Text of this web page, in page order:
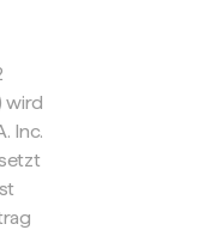
wird
Inc.